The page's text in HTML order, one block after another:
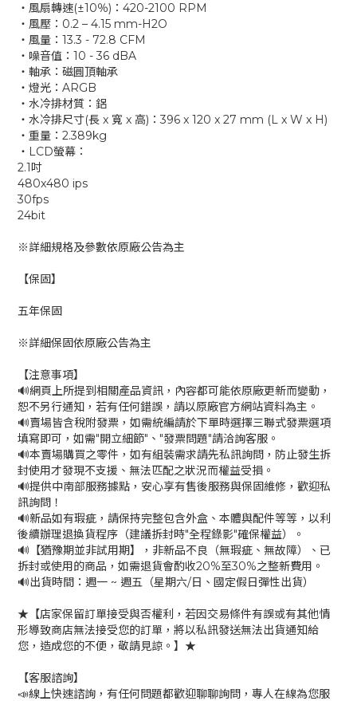
‧風扇轉速(±10％)：420-2100 RPM
‧風壓：0.2 – 4.15 mm-H2O
‧風量：13.3 - 72.8 CFM
‧噪音值：10 - 36 dBA
‧軸承：磁圓頂軸承
‧燈光：ARGB
‧水冷排材質：鋁
‧水冷排尺寸(長 x 寬 x 高)：396 x 120 x 27 mm (L x W x H)
‧重量：2.389kg
‧LCD螢幕：
2.1吋
480x480 ips
30fps
24bit
※詳細規格及參數依原廠公告為主
【保固】
五年保固
※詳細保固依原廠公告為主
【注意事項】
🔊網頁上所提到相關產品資訊，內容都可能依原廠更新而變動，
恕不另行通知，若有任何錯誤，請以原廠官方網站資料為主。
🔊賣場皆含稅附發票，如需統編請於下單時選擇三聯式發票選項
填寫即可，如需"開立細節"、"發票問題"請洽詢客服。
🔊本賣場購買之零件，如有組裝需求請先私訊詢問，防止發生拆
封使用才發現不支援、無法匹配之狀況而權益受損。
🔊提供中南部服務據點，安心享有售後服務與保固維修，歡迎私
訊詢問！
🔊新品如有瑕疵，請保持完整包含外盒、本體與配件等等，以利
後續辦理退換貨程序（建議拆封時"全程錄影"確保權益）。
🔊【猶豫期並非試用期】，非新品不良（無瑕疵、無故障）、已
拆封或使用的商品，如需退貨會酌收20%至30%之整新費用。
🔊出貨時間：週一 ~ 週五（星期六/日、國定假日彈性出貨）
★【店家保留訂單接受與否權利，若因交易條件有誤或有其他情
形導致商店無法接受您的訂單，將以私訊發送無法出貨通知給
您，造成您的不便，敬請見諒。】★
【客服諮詢】
📣線上快速諮詢，有任何問題都歡迎聊聊詢問，專人在線為您服